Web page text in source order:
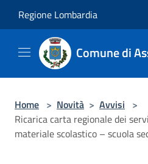
Regione Lombardia
Comune di
Home > Novità > Avvisi >
Ricarica carta regionale dei
materiale scolastico – scuola